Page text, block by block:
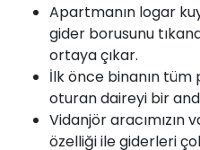
Apartmanın logar
gider borusunu
ortaya çıkar.
İlk önce binanın
oturan daireyi bir
Vidanjör aracımızın
özelliği ile giderleri